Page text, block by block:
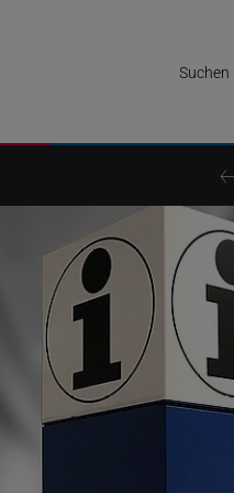
Suchen